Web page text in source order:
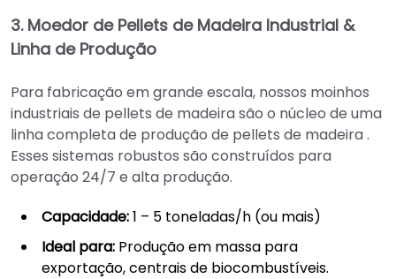
3. Moedor de Pellets de Madeira Industrial &
Linha de Produção
Para fabricação em grande escala, nossos moinhos
industriais de pellets de madeira são o núcleo de uma
linha completa de produção de pellets de madeira .
Esses sistemas robustos são construídos para
operação 24/7 e alta produção.
Capacidade:1 – 5 toneladas/h (ou mais)
Ideal para: Produção em massa para
exportação, centrais de biocombustíveis.